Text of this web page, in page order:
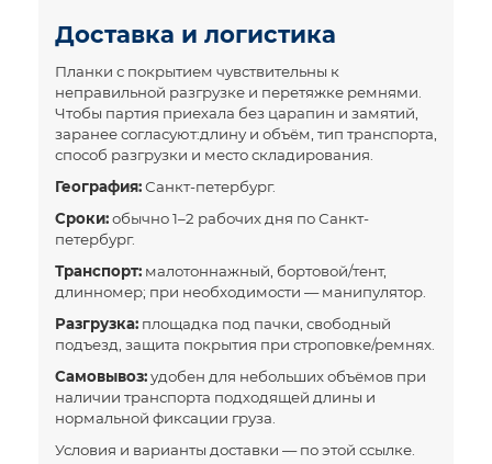
Доставка и логистика
Планки с покрытием чувствительны к
неправильной разгрузке и перетяжке ремнями.
Чтобы партия приехала без царапин и замятий,
заранее согласуют:длину и объём, тип транспорта,
способ разгрузки и место складирования.
География:Санкт-петербург.
Сроки:обычно 1–2 рабочих дня по Санкт-
петербург.
Транспорт: малотоннажный, бортовой/тент,
длинномер; при необходимости — манипулятор.
Разгрузка: площадка под пачки, свободный
подъезд, защита покрытия при строповке/ремнях.
Самовывоз:удобен для небольших объёмов при
наличии транспорта подходящей длины и
нормальной фиксации груза.
Условия и варианты доставки —по этой ссылке